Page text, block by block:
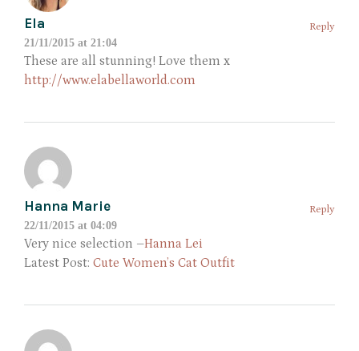
Ela
21/11/2015 at 21:04
Reply
These are all stunning! Love them x
http://www.elabellaworld.com
Hanna Marie
22/11/2015 at 04:09
Reply
Very nice selection –Hanna Lei
Latest Post: Cute Women’s Cat Outfit